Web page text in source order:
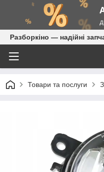
Разборкіно — надійні
Товари та послуги